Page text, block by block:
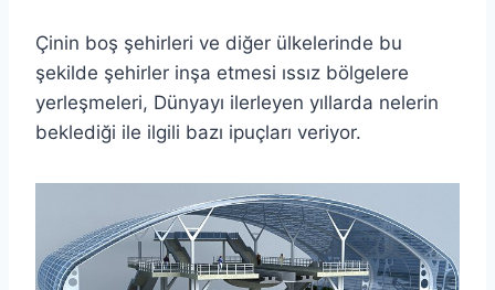
Çinin boş şehirleri ve diğer ülkelerinde bu
şekilde şehirler inşa etmesi ıssız bölgelere
yerleşmeleri, Dünyayı ilerleyen yıllarda nelerin
beklediği ile ilgili bazı ipuçları veriyor.